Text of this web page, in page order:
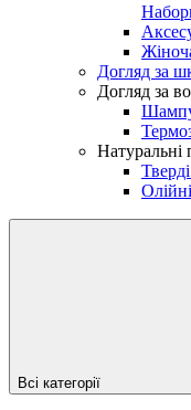
Догляд за
Догляд за
Натуральні
Всі категорії